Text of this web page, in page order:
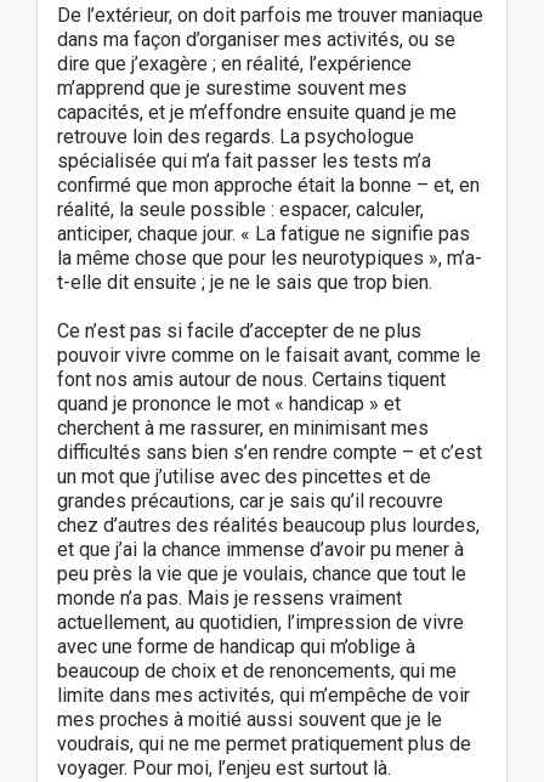
De l’extérieur, on doit parfois me trouver maniaque
dans ma façon d’organiser mes activités, ou se
dire que j’exagère ; en réalité, l’expérience
m’apprend que je surestime souvent mes
capacités, et je m’effondre ensuite quand je me
retrouve loin des regards. La psychologue
spécialisée qui m’a fait passer les tests m’a
confirmé que mon approche était la bonne – et, en
réalité, la seule possible : espacer, calculer,
anticiper, chaque jour. « La fatigue ne signifie pas
la même chose que pour les neurotypiques », m’a-
t-elle dit ensuite ; je ne le sais que trop bien.
Ce n’est pas si facile d’accepter de ne plus
pouvoir vivre comme on le faisait avant, comme le
font nos amis autour de nous. Certains tiquent
quand je prononce le mot « handicap » et
cherchent à me rassurer, en minimisant mes
difficultés sans bien s’en rendre compte – et c’est
un mot que j’utilise avec des pincettes et de
grandes précautions, car je sais qu’il recouvre
chez d’autres des réalités beaucoup plus lourdes,
et que j’ai la chance immense d’avoir pu mener à
peu près la vie que je voulais, chance que tout le
monde n’a pas. Mais je ressens vraiment
actuellement, au quotidien, l’impression de vivre
avec une forme de handicap qui m’oblige à
beaucoup de choix et de renoncements, qui me
limite dans mes activités, qui m’empêche de voir
mes proches à moitié aussi souvent que je le
voudrais, qui ne me permet pratiquement plus de
voyager. Pour moi, l’enjeu est surtout là.